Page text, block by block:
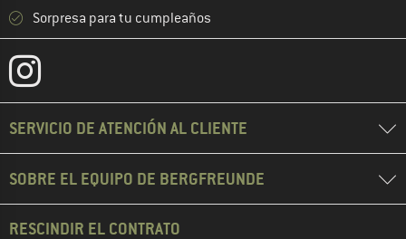
Sorpresa para tu cumpleaños
SERVICIO DE ATENCIÓN AL CLIENTE
SOBRE EL EQUIPO DE BERGFREUNDE
RESCINDIR EL CONTRATO